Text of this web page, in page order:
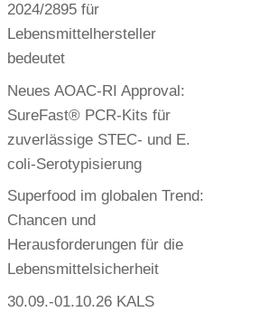
2024/2895 für
Lebensmittelhersteller
bedeutet
Neues AOAC-RI Approval:
SureFast® PCR-Kits für
zuverlässige STEC- und E.
coli-Serotypisierung
Superfood im globalen Trend:
Chancen und
Herausforderungen für die
Lebensmittelsicherheit
30.09.-01.10.26 KALS